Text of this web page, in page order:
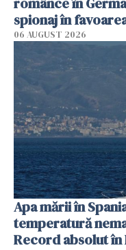
spionaj în
06 AUGUST 2026
Apa mării în
temperatură
Record absolut în